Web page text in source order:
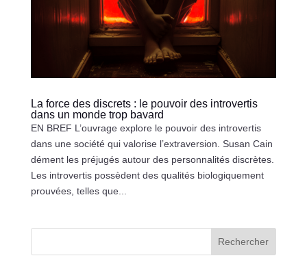
La force des discrets : le pouvoir des introvertis
dans un monde trop bavard
EN BREF L’ouvrage explore le pouvoir des introvertis
dans une société qui valorise l’extraversion. Susan Cain
dément les préjugés autour des personnalités discrètes.
Les introvertis possèdent des qualités biologiquement
prouvées, telles que...
Rechercher